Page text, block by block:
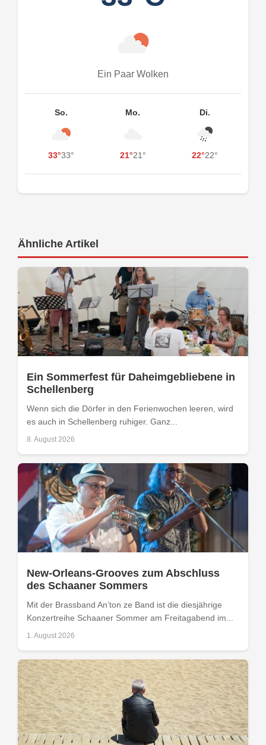
Ein Paar Wolken
So.
33°33°
Mo.
21°21°
Di.
22°22°
Ähnliche Artikel
Ein Sommerfest für Daheimgebliebene in
Schellenberg
Wenn sich die Dörfer in den Ferienwochen leeren, wird
es auch in Schellenberg ruhiger. Ganz...
8. August 2026
New-Orleans-Grooves zum Abschluss
des Schaaner Sommers
Mit der Brassband An’ton ze Band ist die diesjährige
Konzertreihe Schaaner Sommer am Freitagabend im...
1. August 2026